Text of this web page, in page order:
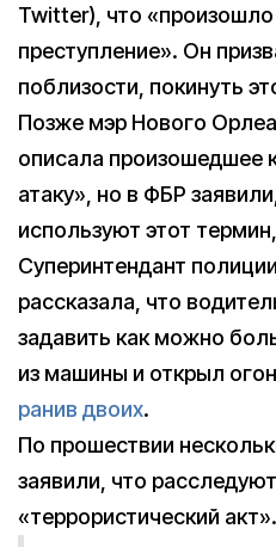
Twitter), что
преступление». Он
поблизости, покинуть
Позже мэр Нового
описала произошедшее
атаку», но в ФБР
используют этот
Суперинтендант
рассказала, что
задавить как можно
из машины и открыл
ранив двоих.
По прошествии
заявили, что
«террористический акт».